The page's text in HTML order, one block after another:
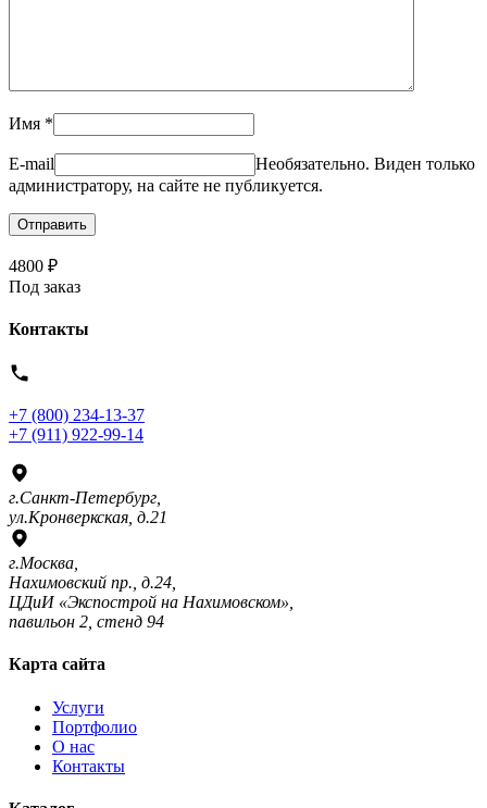
Имя *
E-mail
Необязательно. Виден только
администратору, на сайте не публикуется.
4800 ₽
Под заказ
Контакты
+7 (800) 234-13-37
+7 (911) 922-99-14
г.Санкт-Петербург,
ул.Кронверкская, д.21
г.Москва,
Нахимовский пр., д.24,
ЦДиИ «Экспострой на Нахимовском»,
павильон 2, стенд 94
Карта сайта
Услуги
Портфолио
О нас
Контакты